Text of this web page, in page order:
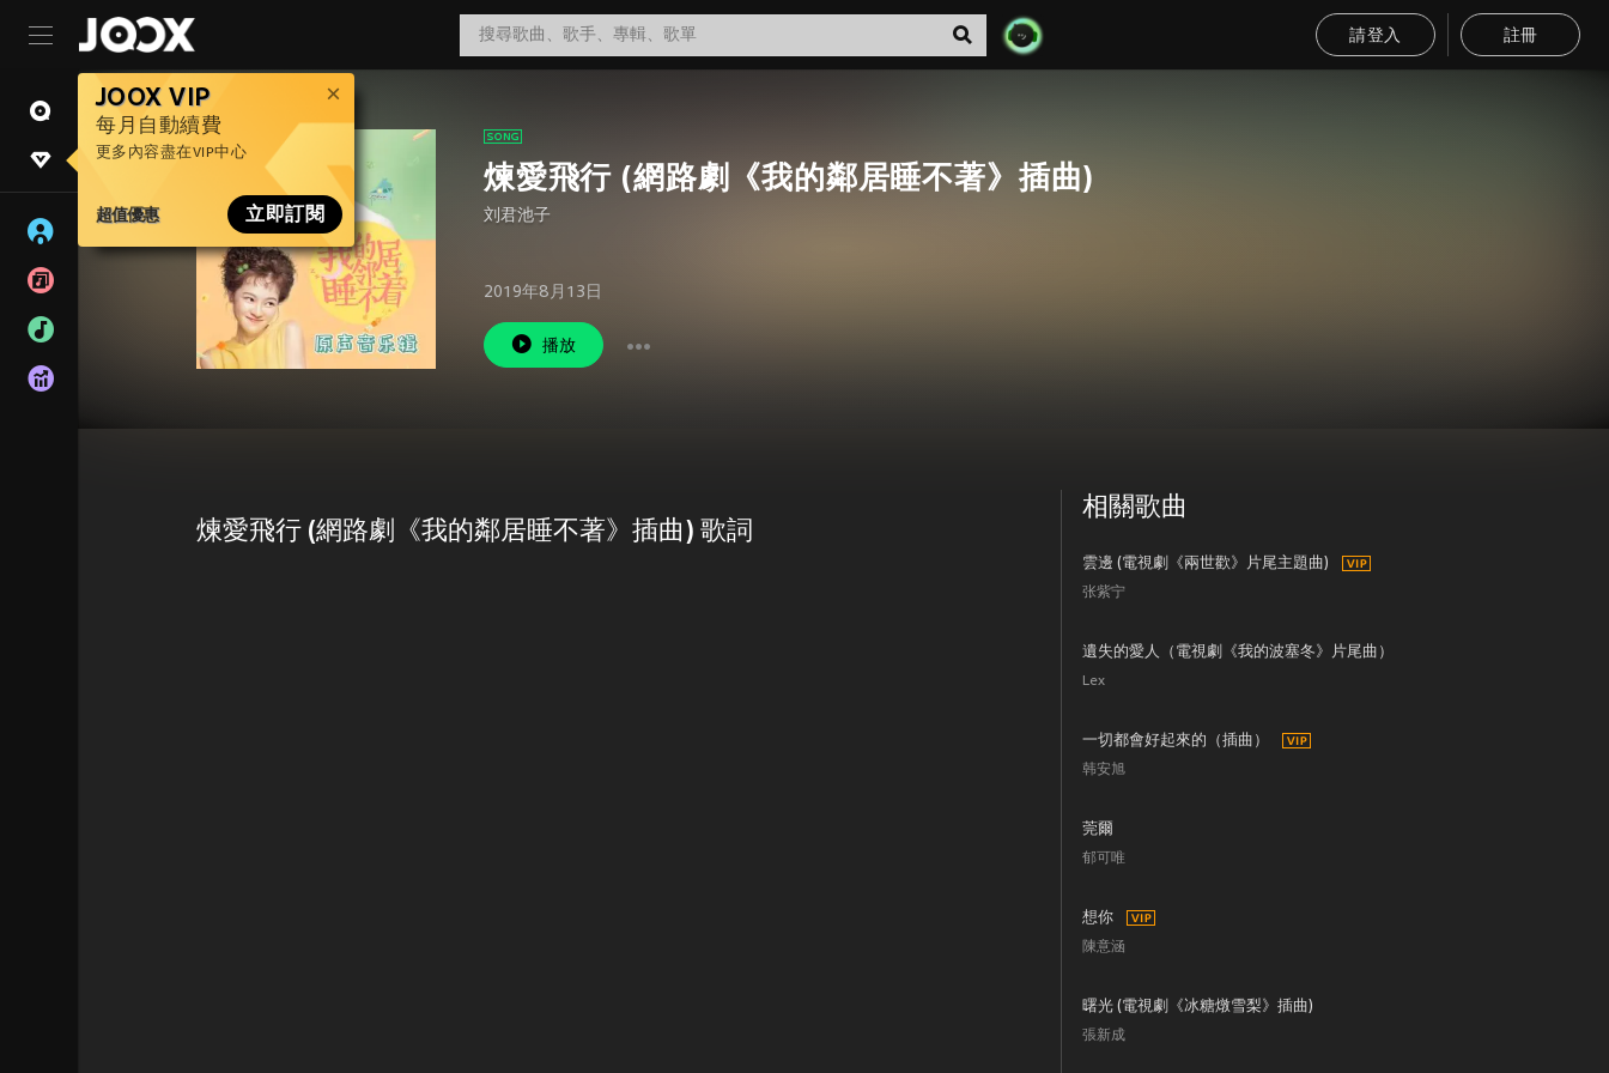
請登入 註冊
JOOX VIP
每月自動續費
更多內容盡在VIP中心
超值優惠 立即訂閱
煉愛飛行 (網路劇《我的鄰居睡不著》插曲)
刘君池子
2019年8月13日
播放
煉愛飛行 (網路劇《我的鄰居睡不著》插曲) 歌詞
相關歌曲
雲邊 (電視劇《兩世歡》片尾主題曲)
张紫宁
遺失的愛人（電視劇《我的波塞冬》片尾曲）
Lex
一切都會好起來的（插曲）
韩安旭
莞爾
郁可唯
想你
陳意涵
曙光 (電視劇《冰糖燉雪梨》插曲)
張新成